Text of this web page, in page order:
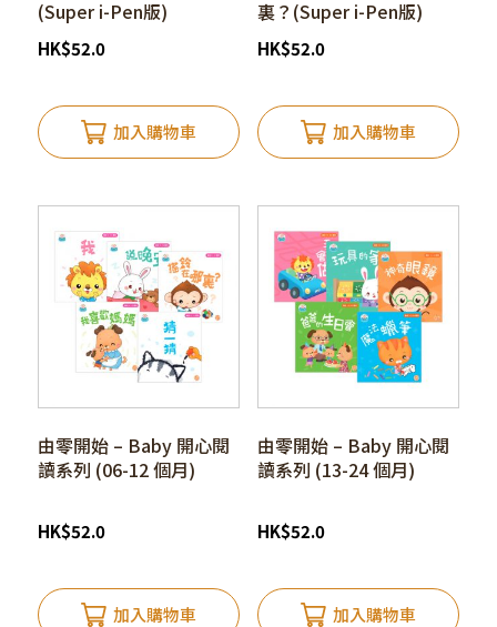
(Super i-Pen版)
HK$52.0
加入購物車
裏？(Super i-Pen版)
HK$52.0
加入購物車
由零開始 – Baby 開心閱
讀系列 (06-12 個月)
HK$52.0
加入購物車
由零開始 – Baby 開心閱
讀系列 (13-24 個月)
HK$52.0
加入購物車